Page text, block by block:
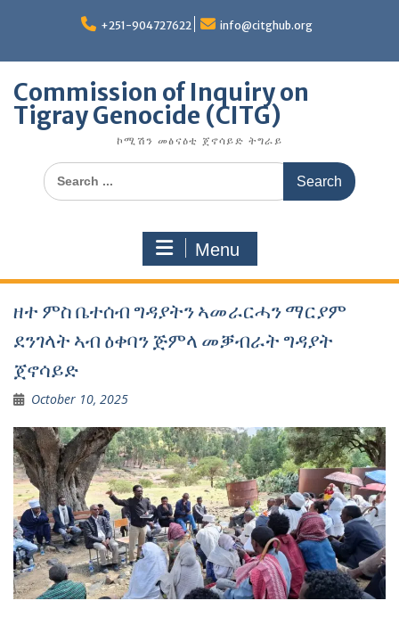
+251-904727622 info@citghub.org
Commission of Inquiry on
Tigray Genocide (CITG)
ኮሚሽን መፅናዕቲ ጀኖሳይድ ትግራይ
Search
for:
Menu
ዘተ ምስ ቤተሰብ ግዳያትን ኣመራርሓን ማርያም
ደንገላት ኣብ ዕቀባን ጅምላ መቓብራት ግዳያት
ጀኖሳይድ
October 10, 2025